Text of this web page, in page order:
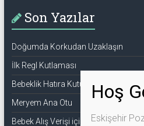
Son Yazılar
Doğumda Korkudan Uzaklaşın
İlk Regl Kutlaması
Bebeklik Hatıra Kutusu
Meryem Ana Otu
Bebek Alış Verişi için Bilmeniz
Eskişehir